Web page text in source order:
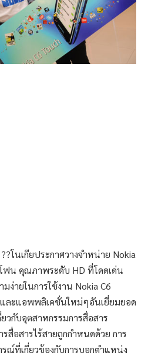
โนเกียประกาศวางจำหน่าย Nokia
ฟน คุณภาพระดับ HD ที่โดดเด่น
ง่ายในการใช้งาน Nokia C6
ละแอพพลิเคชั่นใหม่ๆอันเยี่ยมยอด
วกับอุตสาหกรรมการสื่อสาร
สื่อสารไร้สายถูกกำหนดด้วย การ
ณ์ที่เกี่ยวข้องกับการบอกตำแหน่ง